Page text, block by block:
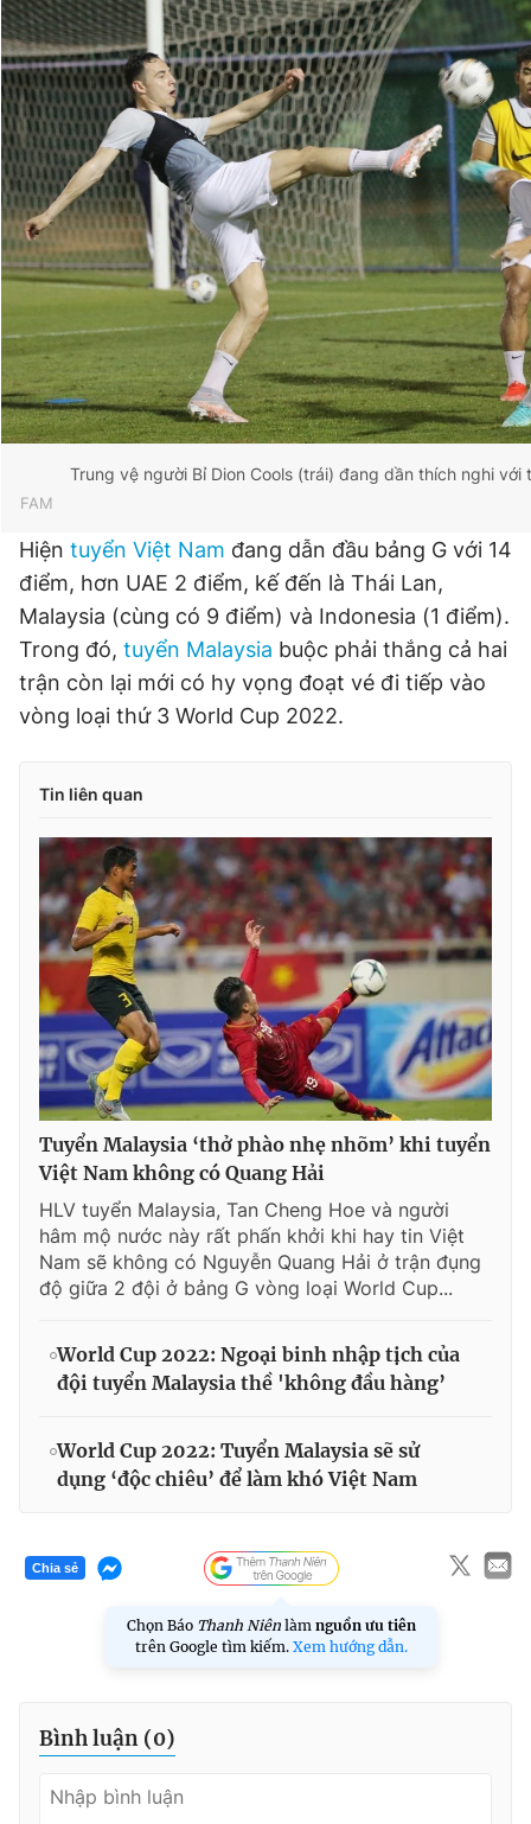
Trung vệ người Bỉ Dion Cools (trái) đang dần thích nghi với
FAM
Hiện tuyển Việt Nam đang dẫn đầu bảng G với 14
điểm, hơn UAE 2 điểm, kế đến là Thái Lan,
Malaysia (cùng có 9 điểm) và Indonesia (1 điểm).
Trong đó, tuyển Malaysia buộc phải thắng cả hai
trận còn lại mới có hy vọng đoạt vé đi tiếp vào
vòng loại thứ 3 World Cup 2022.
Tin liên quan
Tuyển Malaysia ‘thở phào nhẹ nhõm’ khi tuyển
Việt Nam không có Quang Hải
HLV tuyển Malaysia, Tan Cheng Hoe và người
hâm mộ nước này rất phấn khởi khi hay tin Việt
Nam sẽ không có Nguyễn Quang Hải ở trận đụng
độ giữa 2 đội ở bảng G vòng loại World Cup...
World Cup 2022: Ngoại binh nhập tịch của
đội tuyển Malaysia thề 'không đầu hàng’
World Cup 2022: Tuyển Malaysia sẽ sử
dụng ‘độc chiêu’ để làm khó Việt Nam
Chia sẻ
Chọn Báo Thanh Niên làm nguồn ưu tiên
trên Google tìm kiếm. Xem hướng dẫn.
Bình luận (0)